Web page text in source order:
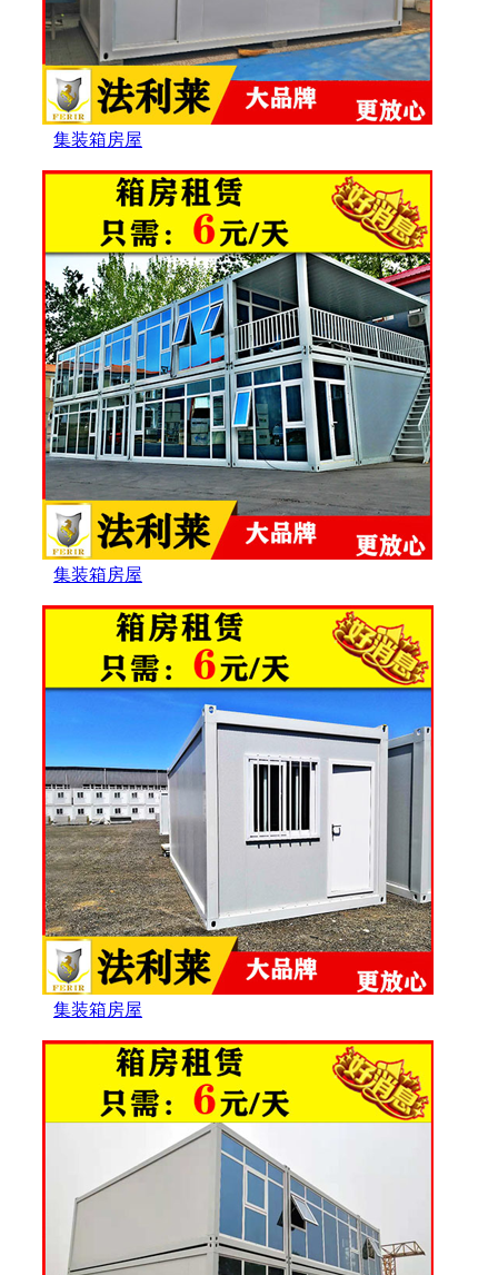
集装箱房屋
集装箱房屋
集装箱房屋